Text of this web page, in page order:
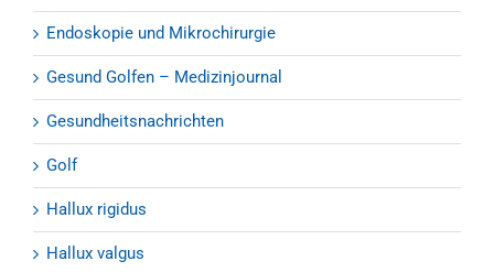
Endoskopie und Mikrochirurgie
Gesund Golfen – Medizinjournal
Gesundheitsnachrichten
Golf
Hallux rigidus
Hallux valgus